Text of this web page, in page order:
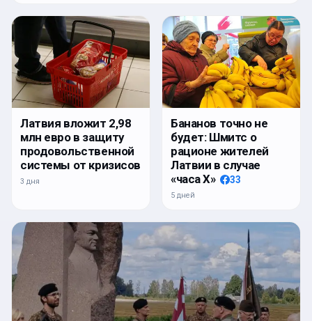
Латвия вложит 2,98
млн евро в защиту
продовольственной
системы от кризисов
3 дня
Бананов точно не
будет: Шмитс о
рационе жителей
Латвии в случае
«часа Х»
33
5 дней